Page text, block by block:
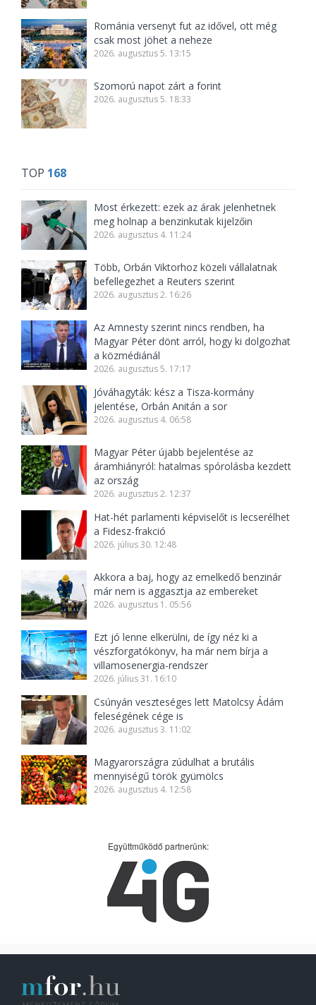
Románia versenyt fut az idővel, ott még
csak most jöhet a neheze
2026. augusztus 5. 13:15
Szomorú napot zárt a forint
2026. augusztus 5. 18:33
TOP 168
Most érkezett: ezek az árak jelenhetnek
meg holnap a benzinkutak kijelzőin
2026. augusztus 4. 11:24
Több, Orbán Viktorhoz közeli vállalatnak
befellegezhet a Reuters szerint
2026. augusztus 2. 16:26
Az Amnesty szerint nincs rendben, ha
Magyar Péter dönt arról, hogy ki dolgozhat
a közmédiánál
2026. augusztus 5. 17:17
Jóváhagyták: kész a Tisza-kormány
jelentése, Orbán Anitán a sor
2026. augusztus 4. 06:58
Magyar Péter újabb bejelentése az
áramhiányról: hatalmas spórolásba kezdett
az ország
2026. augusztus 2. 12:37
Hat-hét parlamenti képviselőt is lecserélhet
a Fidesz-frakció
2026. július 30. 12:48
Akkora a baj, hogy az emelkedő benzinár
már nem is aggasztja az embereket
2026. augusztus 1. 05:56
Ezt jó lenne elkerülni, de így néz ki a
vészforgatókönyv, ha már nem bírja a
villamosenergia-rendszer
2026. július 31. 16:10
Csúnyán veszteséges lett Matolcsy Ádám
feleségének cége is
2026. augusztus 3. 11:02
Magyarországra zúdulhat a brutális
mennyiségű török gyümölcs
2026. augusztus 4. 12:58
Együttműködő partnerünk: